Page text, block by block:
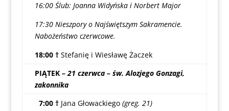
16:00 Ślub: Joanna Widyńska i Norbert Major
17:30 Nieszpory o Najświętszym Sakramencie.
Nabożeństwo czerwcowe.
18:00 † Stefanię i Wiesławę Żaczek
PIĄTEK – 21 czerwca – św. Alozjego Gonzagi,
zakonnika
7:00 † Jana Głowackiego(greg. 21)